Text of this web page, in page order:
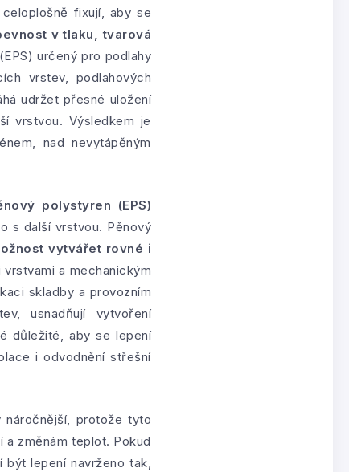
fixují, aby se
v tlaku, tvarová
určený pro podlahy
vrstev, podlahových
udržet přesné uložení
vrstvou. Výsledkem je
nad nevytápěným
polystyren (EPS)
s další vrstvou. Pěnový
vytvářet rovné i
a mechanickým
skladby a provozním
usnadňují vytvoření
důležité, aby se lepení
i odvodnění střešní
protože tyto
změnám teplot. Pokud
být lepení navrženo tak,